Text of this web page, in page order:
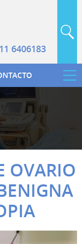
6406183
OVARIO